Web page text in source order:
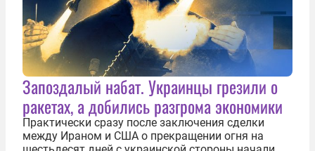
Запоздалый набат. Украинцы грезили о
ракетах, а добились разгрома экономики
Практически сразу после заключения сделки
между Ираном и США о прекращении огня на